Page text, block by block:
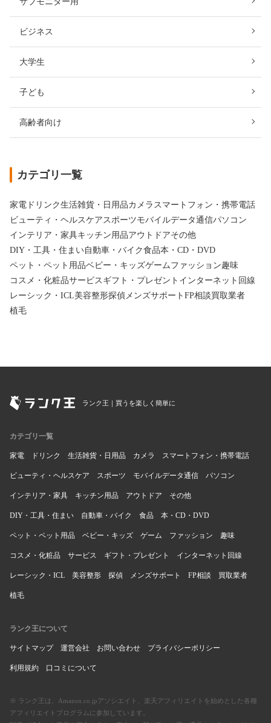
ビジネス
大学生
子ども
高齢者向け
カテゴリ一覧
家電 ドリンク生活雑貨・日用品カメラ スマートフォン・携帯電話
ビューティ・ヘルスケア スポーツモバイルデータ通信パソコン
インテリア・家具キッチン用品アウトドアその他
DIY・工具・住まい自動車・バイク食品本・CD・DVD
ペット・ペット用品ベビー・キッズゲーム ファッション趣味
コスメ・化粧品サービス ギフト・プレゼント インターネット回線
レーシック・ICL美容整形探偵 メンズサポート FP相談買取業者
植毛
ランク王｜買うを楽しく簡単に
カテゴリ一覧
家電 ドリンク 生活雑貨・日用品 カメラ スマートフォン・携帯電話
ビューティ・ヘルスケア スポーツ モバイルデータ通信 パソコン
インテリア・家具 キッチン用品 アウトドア その他
DIY・工具・住まい 自動車・バイク 食品 本・CD・DVD
ペット・ペット用品 ベビー・キッズ ゲーム ファッション 趣味
コスメ・化粧品 サービス ギフト・プレゼント インターネット回線
レーシック・ICL 美容整形 探偵 メンズサポート FP相談 買取業者
植毛
ランク王について
サイトマップ 運営会社 お問い合わせ プライバシーポリシー
利用規約 口コミについて
※ ランク王は、Amazon.co.jpアソシエイト、楽天アフィリエイトを始めとした各種
アフィリエイトプログラムに参加しています。